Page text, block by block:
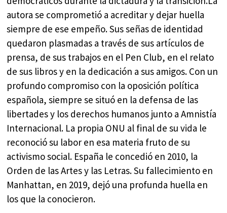
autora se comprometió a acreditar y dejar huella
siempre de ese empeño. Sus señas de identidad
quedaron plasmadas a través de sus artículos de
prensa, de sus trabajos en el Pen Club, en el relato
de sus libros y en la dedicación a sus amigos. Con un
profundo compromiso con la oposición política
española, siempre se situó en la defensa de las
libertades y los derechos humanos junto a Amnistía
Internacional. La propia ONU al final de su vida le
reconoció su labor en esa materia fruto de su
activismo social. España le concedió en 2010, la
Orden de las Artes y las Letras. Su fallecimiento en
Manhattan, en 2019, dejó una profunda huella en
los que la conocieron.